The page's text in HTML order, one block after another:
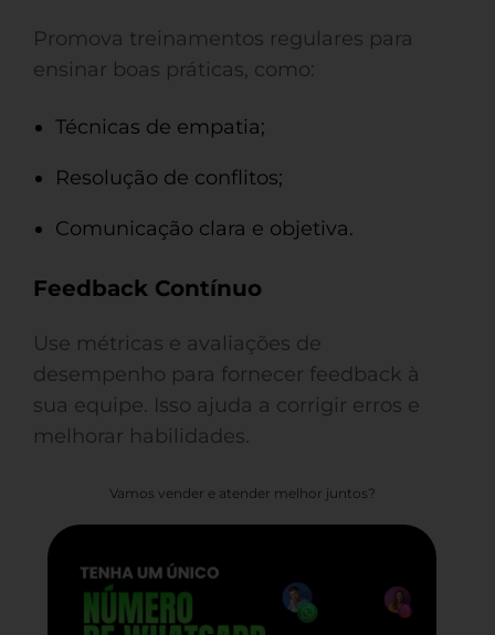
Promova treinamentos regulares para
ensinar boas práticas, como:
Técnicas de empatia;
Resolução de conflitos;
Comunicação clara e objetiva.
Feedback Contínuo
Use métricas e avaliações de
desempenho para fornecer feedback à
sua equipe. Isso ajuda a corrigir erros e
melhorar habilidades.
Vamos vender e atender melhor juntos?